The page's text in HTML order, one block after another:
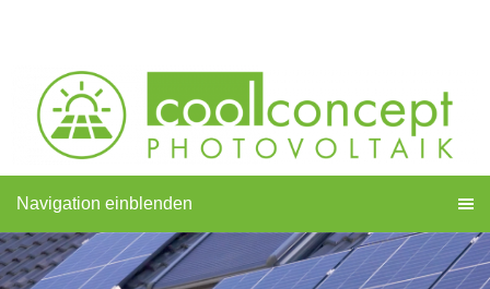
Navigation einblenden